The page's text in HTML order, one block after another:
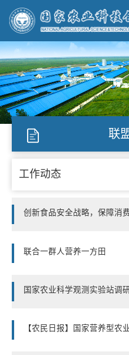
联
工作动态
联合一群人营养一方田
国家农业科学观测实验站调